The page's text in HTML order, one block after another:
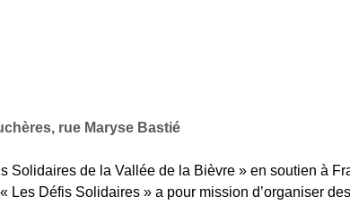
rue Maryse Bastié
Solidaires de la Vallée de la Bièvre » en soutien à
Les Défis Solidaires » a pour mission d’organiser